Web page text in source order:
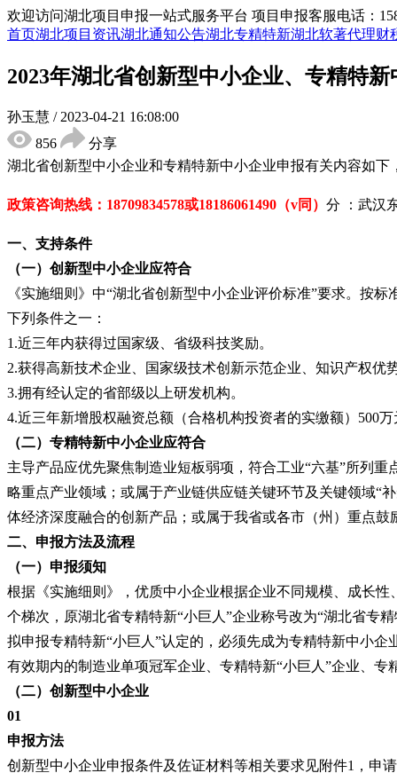
欢迎访问湖北项目申报一站式服务平台 项目申报客服电话：
首页湖北项目资讯湖北通知公告湖北专精特新湖北软著代理财
2023年湖北省创新型中小企业、专精特
孙玉慧 / 2023-04-21 16:08:00
856
分享
湖北省创新型中小企业和专精特新中小企业申报有关内容如下
政策咨询热线： 18709834578或18186061490 （v同） 分 ：武汉
一、支持条件
（一）创新型中小企业应符合
《实施细则》中“湖北省创新型中小企业评价标准”要求。按
下列条件之一：
1.近三年内获得过国家级、省级科技奖励。
2.获得高新技术企业、国家级技术创新示范企业、知识产权
3.拥有经认定的省部级以上研发机构。
4.近三年新增股权融资总额（合格机构投资者的实缴额）500
（二）专精特新中小企业应符合
主导产品应优先聚焦制造业短板弱项，符合工业“六基”所列重
略重点产业领域；或属于产业链供应链关键环节及关键领域“
体经济深度融合的创新产品；或属于我省或各市（州）重点
二、申报方法及流程
（一）申报须知
根据《实施细则》，优质中小企业根据企业不同规模、成长
个梯次，原湖北省专精特新“小巨人”企业称号改为“湖北省专
拟申报专精特新“小巨人”认定的，必须先成为专精特新中小企
有效期内的制造业单项冠军企业、专精特新“小巨人”企业、专
（二）创新型中小企业
01
申报方法
创新型中小企业申报条件及佐证材料等相关要求见附件1，申